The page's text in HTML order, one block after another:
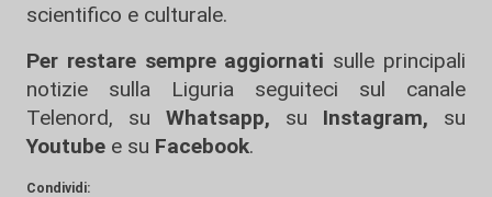
scientifico e culturale.
Per restare sempre aggiornati sulle principali
notizie sulla Liguria seguiteci sul canale
Telenord, su
Whatsapp, su Instagram, su
Youtube e su Facebook.
Condividi: